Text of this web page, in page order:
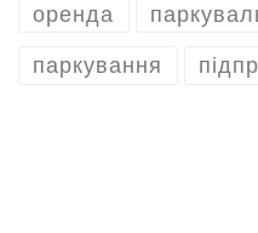
оренда
паркування